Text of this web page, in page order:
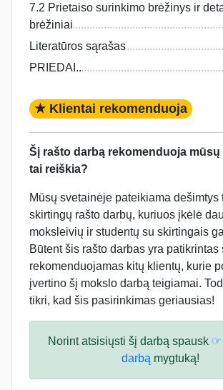
7.2 Prietaiso surinkimo brėžinys ir
brėžiniai
Literatūros sąrašas
PRIEDAI..
★ Klientai rekomenduoja
Šį rašto darbą rekomenduoja mūsų
tai reiškia?
Mūsų svetainėje pateikiama dešimtys
skirtingų rašto darbų, kuriuos įkėlė
moksleivių ir studentų su skirtingais
Būtent šis rašto darbas yra
rekomenduojamas kitų klientų, kurie
įvertino šį mokslo darbą teigiamai.
tikri, kad šis pasirinkimas geriausias!
Norint atsisiųsti šį darbą spausk ☞
darbąmygtuką!